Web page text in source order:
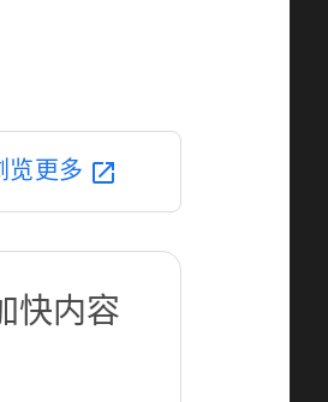
览更多 open_in_new
快内容